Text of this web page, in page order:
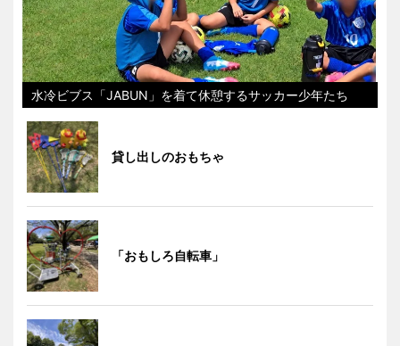
水冷ビブス「JABUN」を着て休憩するサッカー少年たち
貸し出しのおもちゃ
「おもしろ自転車」